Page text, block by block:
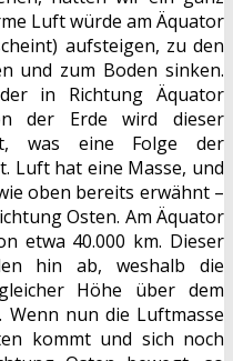
Luft würde am Äquator
aufsteigen, zu den
und zum Boden sinken.
in Richtung Äquator
der Erde wird dieser
was eine Folge der
Luft hat eine Masse, und
oben bereits erwähnt –
Osten. Am Äquator
etwa 40.000 km. Dieser
hin ab, weshalb die
Höhe über dem
Wenn nun die Luftmasse
kommt und sich noch